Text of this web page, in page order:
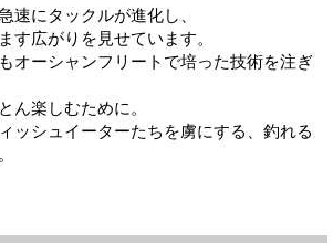
速にタックルが進化し、
す広がりを見せています。
オーシャンフリートで培った技術を注ぎ
ん楽しむために。
ッシュイーターたちを虜にする、釣れる